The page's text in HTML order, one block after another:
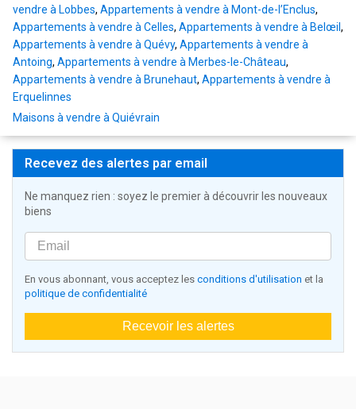
vendre à Lobbes, Appartements à vendre à Mont-de-l’Enclus,
Appartements à vendre à Celles, Appartements à vendre à Belœil ,
Appartements à vendre à Quévy, Appartements à vendre à
Antoing, Appartements à vendre à Merbes-le-Château,
Appartements à vendre à Brunehaut, Appartements à vendre à
Erquelinnes
Maisons à vendre à Quiévrain
Recevez des alertes par email
Ne manquez rien : soyez le premier à découvrir les nouveaux
biens
En vous abonnant, vous acceptez les conditions d'utilisation et la
politique de confidentialité
Recevoir les alertes